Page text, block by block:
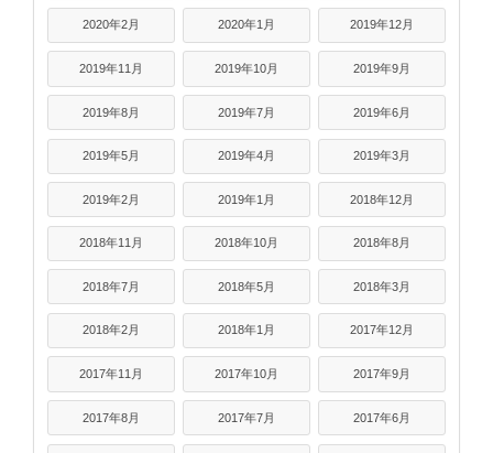
2020年2月 2020年1月 2019年12月
2019年11月 2019年10月 2019年9月
2019年8月 2019年7月 2019年6月
2019年5月 2019年4月 2019年3月
2019年2月 2019年1月 2018年12月
2018年11月 2018年10月 2018年8月
2018年7月 2018年5月 2018年3月
2018年2月 2018年1月 2017年12月
2017年11月 2017年10月 2017年9月
2017年8月 2017年7月 2017年6月